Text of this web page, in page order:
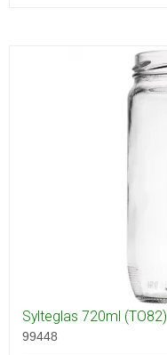
Sylteglas 720ml (TO82)
99448